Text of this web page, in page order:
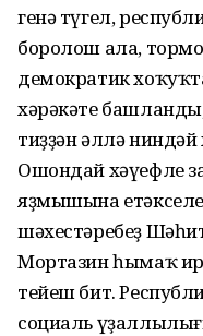
генә түгел,
боролош ала,
демок­ратик
хәрәкәте
тиҙҙән әллә
Ошондай хәүефле
яҙмышына
шәхестәребеҙ
Мортазин һымаҡ
тейеш бит.
социаль